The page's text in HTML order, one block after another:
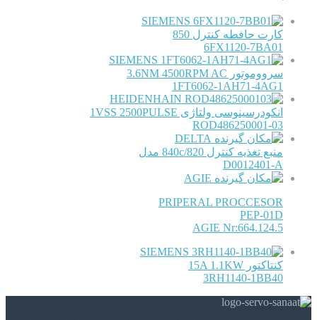
SIEMENS
کارت حافطه کنترل 850
6FX1120-7BA01
SIEMENS
سرووموتور 3.6NM 4500RPM AC
1FT6062-1AH71-4AG1
HEIDENHAIN
انکودرسینوسی ولتاژی 1VSS 2500PULSE
ROD486250001-03
DELTA
منبع تغذیه کنترل 840c/820 مدل
D0012401-A
AGIE
PRIPERAL PROCCESOR
PEP-01D
AGIE Nr:664.124.5
SIEMENS
کنتاکتور 15A 1.1KW
3RH1140-1BB40